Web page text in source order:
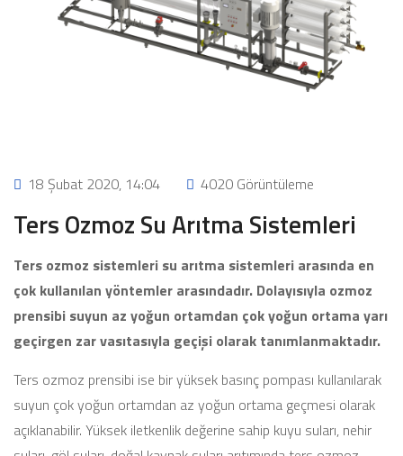
18 Şubat 2020, 14:04 4020 Görüntüleme
Ters Ozmoz Su Arıtma Sistemleri
Ters ozmoz sistemleri su arıtma sistemleri arasında en
çok kullanılan yöntemler arasındadır. Dolayısıyla ozmoz
prensibi suyun az yoğun ortamdan çok yoğun ortama yarı
geçirgen zar vasıtasıyla geçişi olarak tanımlanmaktadır.
Ters ozmoz prensibi ise bir yüksek basınç pompası kullanılarak
suyun çok yoğun ortamdan az yoğun ortama geçmesi olarak
açıklanabilir. Yüksek iletkenlik değerine sahip kuyu suları, nehir